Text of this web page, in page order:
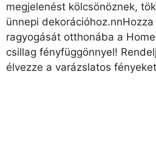
megjelenést kölcsönöznek,
ünnepi
ragyogását otthonába a
csillag fényfüggönnyel!
élvezze a varázslatos